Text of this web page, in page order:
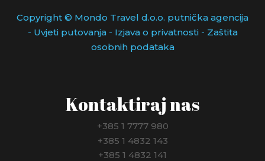
Copyright © Mondo Travel d.o.o. putnička agencija
- Uvjeti putovanja- Izjava o privatnosti- Zaštita
osobnih podataka
Kontaktiraj nas
+385 1 7777 980
+385 1 4832 143
+385 1 4832 141